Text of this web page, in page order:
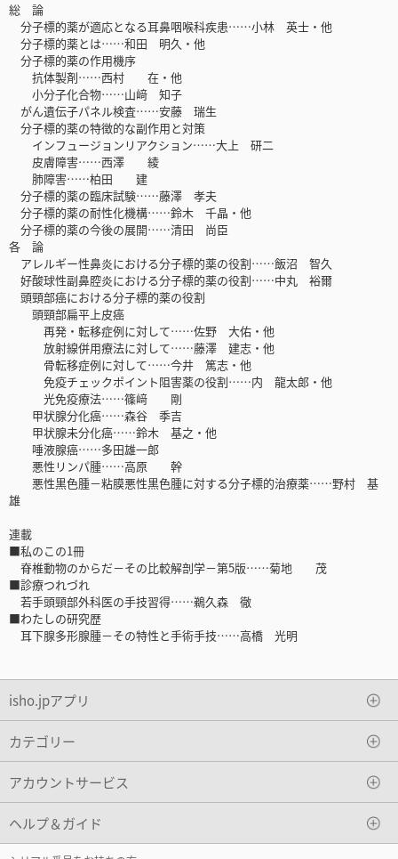
総 論
分子標的薬が適応となる耳鼻咽喉科疾患……小林 英士・他
分子標的薬とは……和田 明久・他
分子標的薬の作用機序
抗体製剤……西村 在・他
小分子化合物……山﨑 知子
がん遺伝子パネル検査……安藤 瑞生
分子標的薬の特徴的な副作用と対策
インフュージョンリアクション……大上 研二
皮膚障害……西澤 綾
肺障害……柏田 建
分子標的薬の臨床試験……藤澤 孝夫
分子標的薬の耐性化機構……鈴木 千晶・他
分子標的薬の今後の展開……清田 尚臣
各 論
アレルギー性鼻炎における分子標的薬の役割……飯沼 智久
好酸球性副鼻腔炎における分子標的薬の役割……中丸 裕爾
頭頸部癌における分子標的薬の役割
頭頸部扁平上皮癌
再発・転移症例に対して……佐野 大佑・他
放射線併用療法に対して……藤澤 建志・他
骨転移症例に対して……今井 篤志・他
免疫チェックポイント阻害薬の役割……内 龍太郎・他
光免疫療法……篠﨑 剛
甲状腺分化癌……森谷 季吉
甲状腺未分化癌……鈴木 基之・他
唾液腺癌……多田雄一郎
悪性リンパ腫……高原 幹
悪性黒色腫－粘膜悪性黒色腫に対する分子標的治療薬……野村 基
雄
連載
■私のこの1冊
脊椎動物のからだ－その比較解剖学－第5版……菊地 茂
■診療つれづれ
若手頭頸部外科医の手技習得……鵜久森 徹
■わたしの研究歴
耳下腺多形腺腫－その特性と手術手技……高橋 光明
isho.jpアプリ
カテゴリー
アカウントサービス
ヘルプ＆ガイド